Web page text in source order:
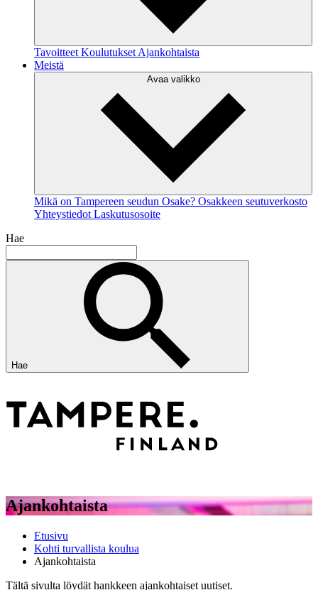
Tavoitteet Koulutukset Ajankohtaista
Meistä
Avaa valikko
Mikä on Tampereen seudun Osake? Osakkeen seutuverkosto
Yhteystiedot Laskutusosoite
Hae
Hae
Ajankohtaista
Etusivu
Kohti turvallista koulua
Ajankohtaista
Tältä sivulta löydät hankkeen ajankohtaiset uutiset.